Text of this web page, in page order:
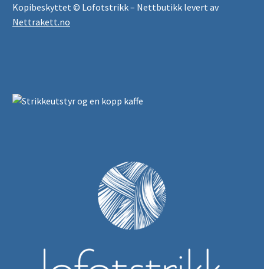
Kopibeskyttet © Lofotstrikk – Nettbutikk levert av
Nettrakett.no